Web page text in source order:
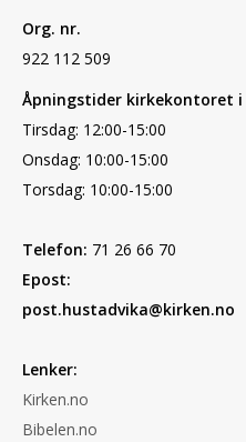
Org. nr.
922 112 509
Åpningstider kirkekontoret i
Tirsdag: 12:00-15:00
Onsdag: 10:00-15:00
Torsdag: 10:00-15:00
Telefon: 71 26 66 70
Epost:
post.hustadvika@kirken.no
Lenker:
Kirken.no
Bibelen.no